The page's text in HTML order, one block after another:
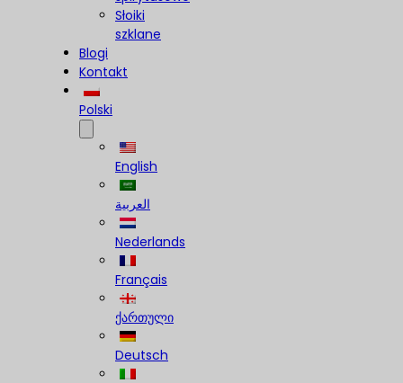
Słoiki
szklane
Blogi
Kontakt
Polski
English
العربية
Nederlands
Français
ქართული
Deutsch